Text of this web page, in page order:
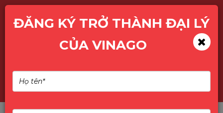
ĐĂNG KÝ TRỞ THÀNH ĐẠI LÝ
CỦA VINAGO